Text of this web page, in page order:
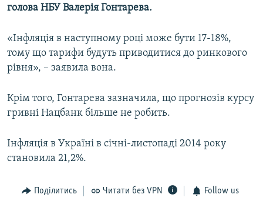
Усі сайти RFE/RL
голова НБУ Валерія Гонтарева.
«Інфляція в наступному році може бути 17-18%,
тому що тарифи будуть приводитися до ринкового
рівня», – заявила вона.
Крім того, Гонтарева зазначила, що прогнозів курсу
гривні Нацбанк більше не робить.
Інфляція в Україні в січні-листопаді 2014 року
становила 21,2%.
Поділитись Читати без VPN Follow us